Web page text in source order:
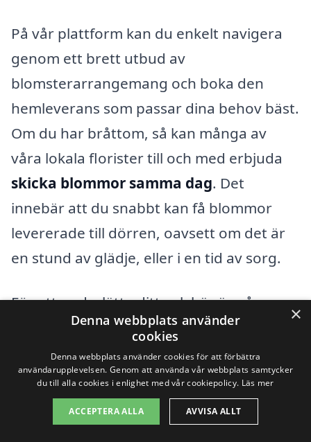
På vår plattform kan du enkelt navigera
genom ett brett utbud av
blomsterarrangemang och boka den
hemleverans som passar dina behov bäst.
Om du har bråttom, så kan många av
våra lokala florister till och med erbjuda
skicka blommor samma dag. Det
innebär att du snabbt kan få blommor
levererade till dörren, oavsett om det är
en stund av glädje, eller i en tid av sorg.
För att underlätta ditt val, här är några
punkter att tänka på när du väljer att
skicka blommor i Korsberga:
Välj rätt typ av blommor för tillfället.
Tänk på mottagarens preferenser,
×
Denna webbplats använder
cookies
Denna webbplats använder cookies för att förbättra
användarupplevelsen. Genom att använda vår webbplats samtycker
du till alla cookies i enlighet med vår cookiepolicy. Läs mer
ACCEPTERA ALLA AVVISA ALLT